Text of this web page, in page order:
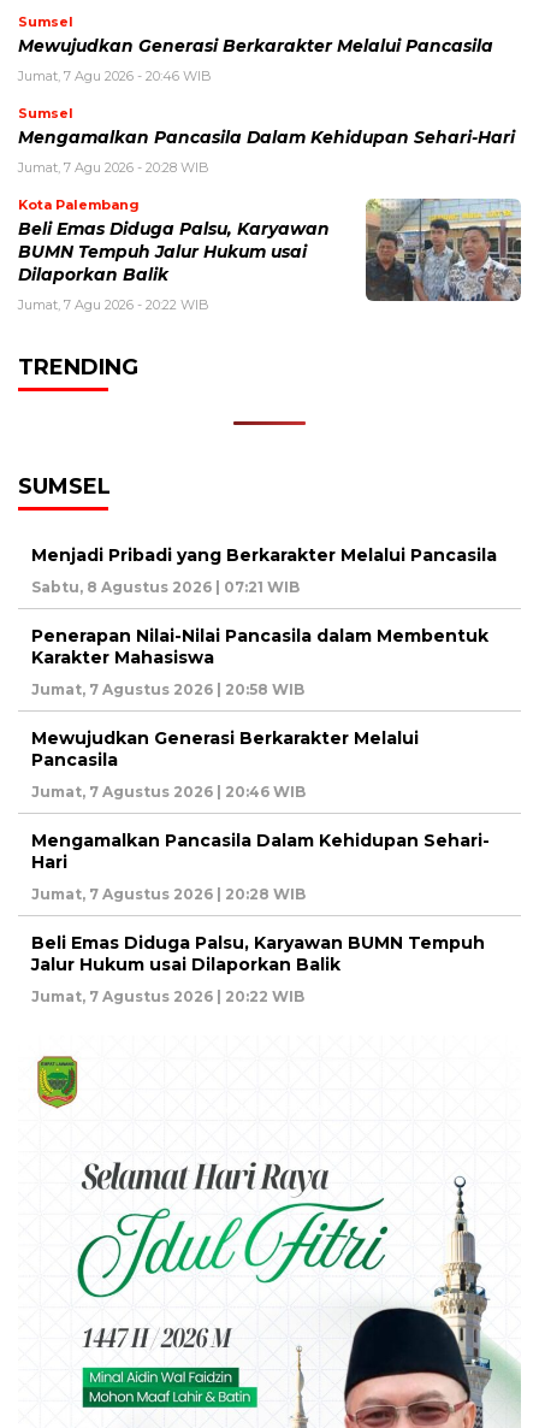
Sumsel
Mewujudkan Generasi Berkarakter Melalui Pancasila
Jumat, 7 Agu 2026 - 20:46 WIB
Sumsel
Mengamalkan Pancasila Dalam Kehidupan Sehari-Hari
Jumat, 7 Agu 2026 - 20:28 WIB
Kota Palembang
Beli Emas Diduga Palsu, Karyawan
BUMN Tempuh Jalur Hukum usai
Dilaporkan Balik
Jumat, 7 Agu 2026 - 20:22 WIB
TRENDING
SUMSEL
Menjadi Pribadi yang Berkarakter Melalui Pancasila
Sabtu, 8 Agustus 2026 | 07:21 WIB
Penerapan Nilai-Nilai Pancasila dalam Membentuk
Karakter Mahasiswa
Jumat, 7 Agustus 2026 | 20:58 WIB
Mewujudkan Generasi Berkarakter Melalui
Pancasila
Jumat, 7 Agustus 2026 | 20:46 WIB
Mengamalkan Pancasila Dalam Kehidupan Sehari-
Hari
Jumat, 7 Agustus 2026 | 20:28 WIB
Beli Emas Diduga Palsu, Karyawan BUMN Tempuh
Jalur Hukum usai Dilaporkan Balik
Jumat, 7 Agustus 2026 | 20:22 WIB